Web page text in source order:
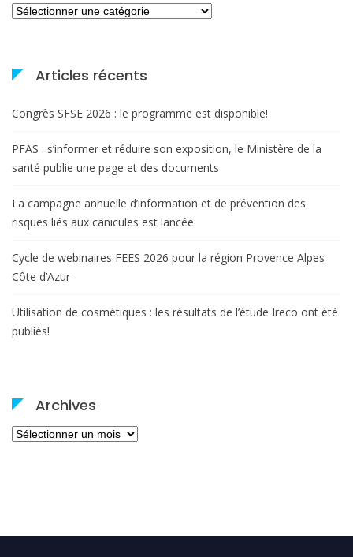
Catégories
Articles récents
Congrès SFSE 2026 : le programme est disponible!
PFAS : s’informer et réduire son exposition, le Ministère de la
santé publie une page et des documents
La campagne annuelle d’information et de prévention des
risques liés aux canicules est lancée.
Cycle de webinaires FEES 2026 pour la région Provence Alpes
Côte d’Azur
Utilisation de cosmétiques : les résultats de l’étude Ireco ont été
publiés!
Archives
Archives